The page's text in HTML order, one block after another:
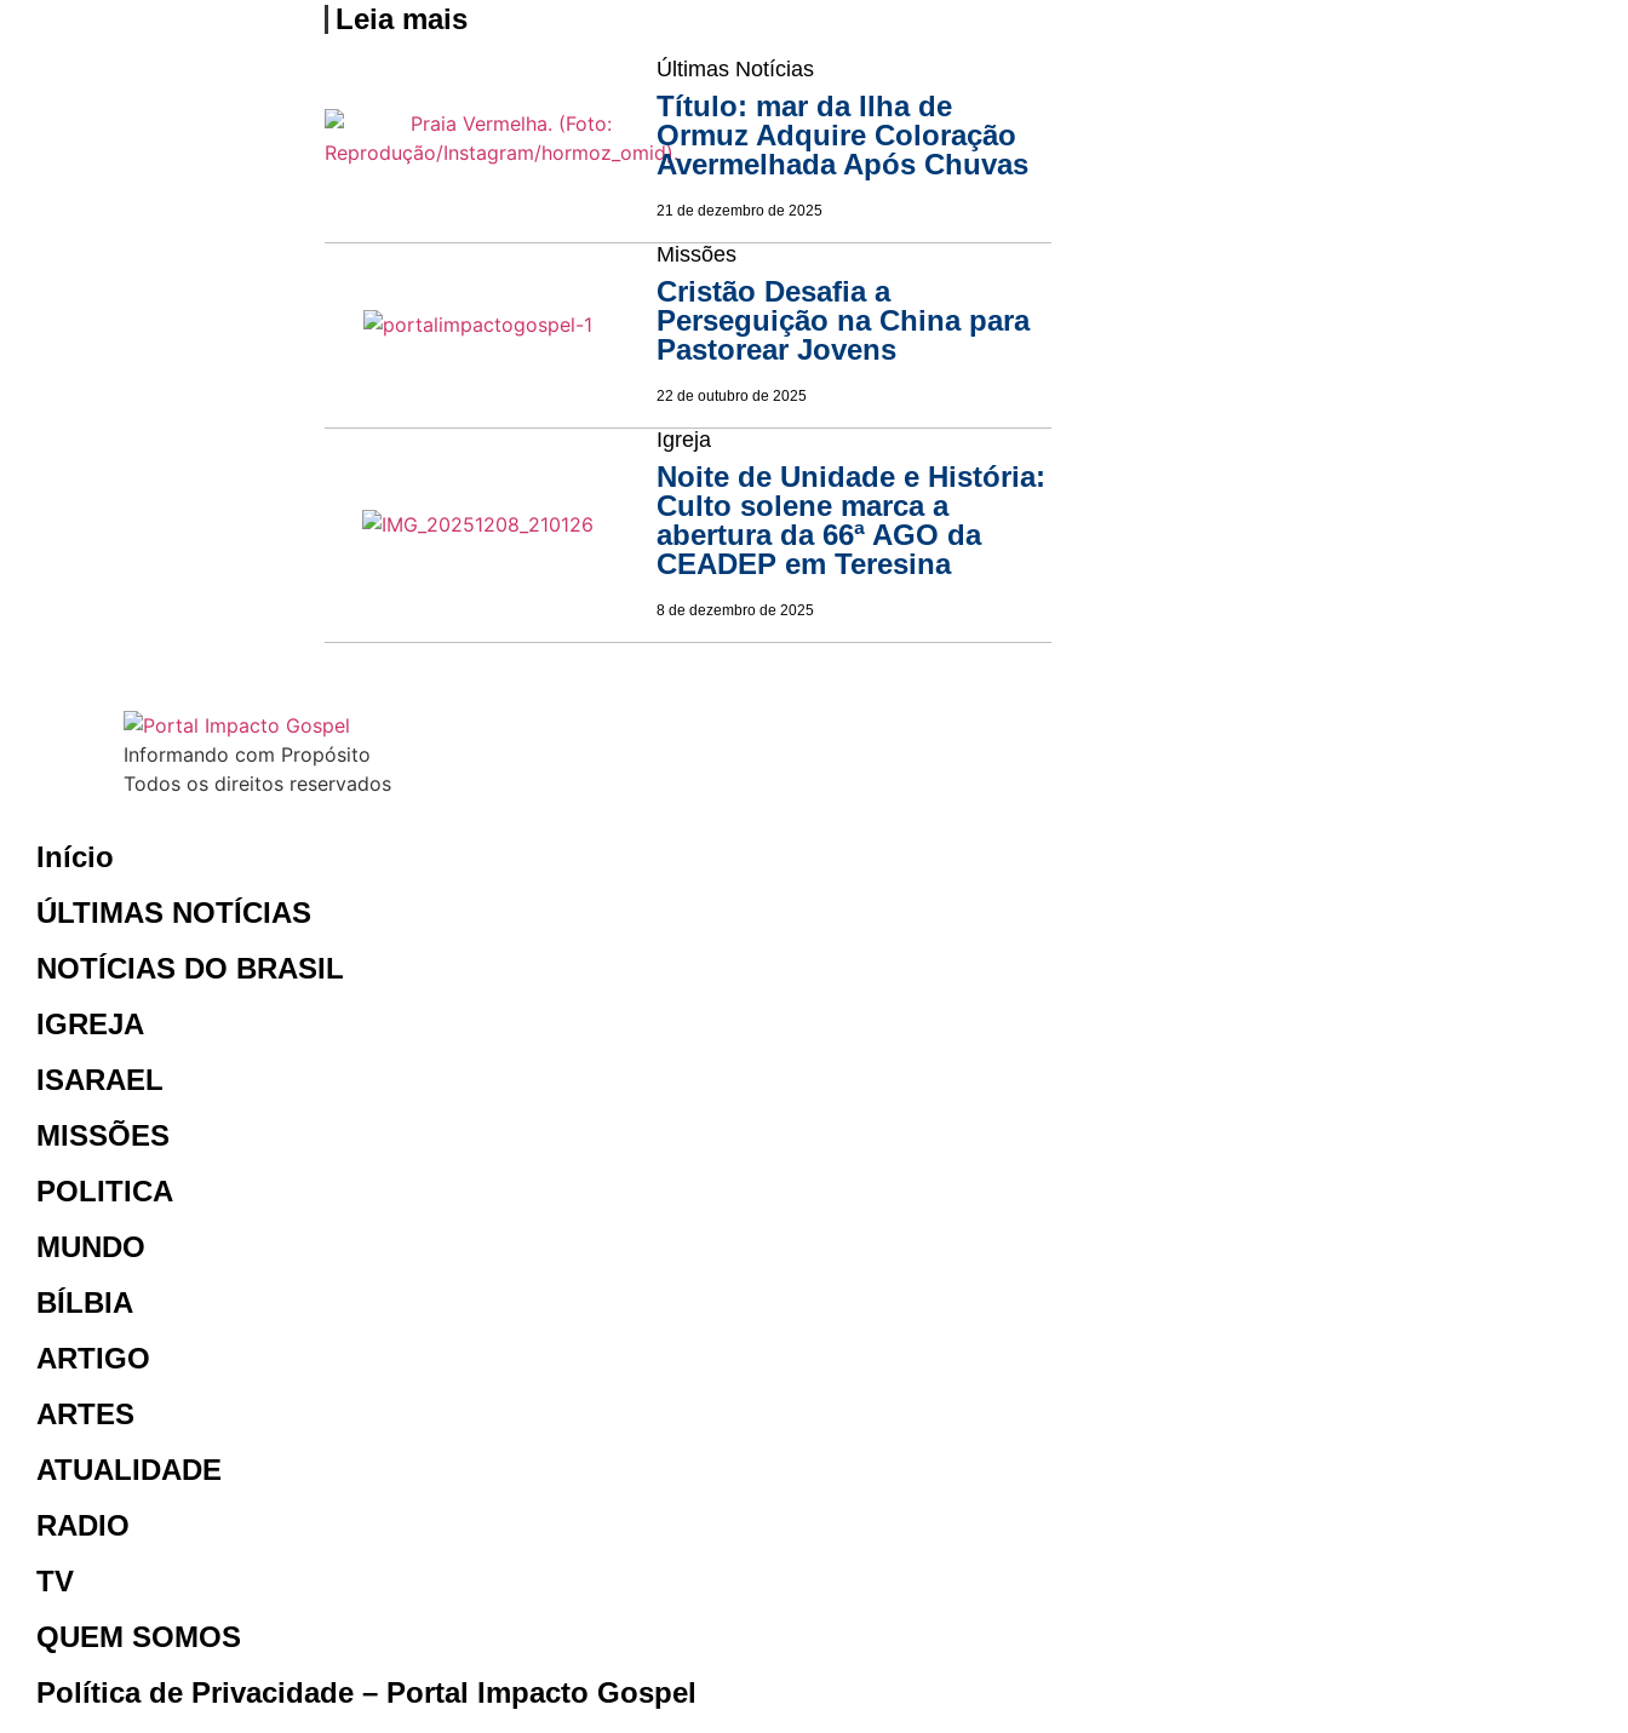
Leia mais
Últimas Notícias
Título: mar da Ilha de
Ormuz Adquire Coloração
Avermelhada Após Chuvas
21 de dezembro de 2025
Missões
Cristão Desafia a
Perseguição na China para
Pastorear Jovens
22 de outubro de 2025
Igreja
Noite de Unidade e História:
Culto solene marca a
abertura da 66ª AGO da
CEADEP em Teresina
8 de dezembro de 2025
Informando com Propósito
Todos os direitos reservados
Início
ÚLTIMAS NOTÍCIAS
NOTÍCIAS DO BRASIL
IGREJA
ISARAEL
MISSÕES
POLITICA
MUNDO
BÍLBIA
ARTIGO
ARTES
ATUALIDADE
RADIO
TV
QUEM SOMOS
Política de Privacidade – Portal Impacto Gospel